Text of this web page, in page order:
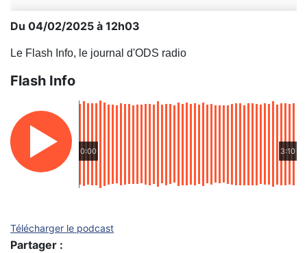
Du 04/02/2025 à 12h03
Le Flash Info, le journal d'ODS radio
Flash Info
0:00 3:10
Télécharger le podcast
Partager :